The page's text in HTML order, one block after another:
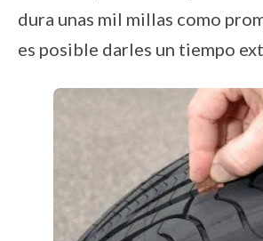
dura unas mil millas como
es posible darles un tiempo